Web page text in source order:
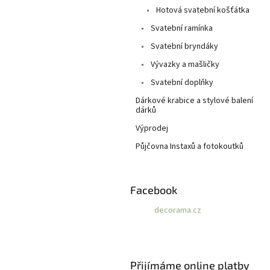
Hotová svatební košťátka
Svatební ramínka
Svatební bryndáky
Vývazky a mašličky
Svatební doplňky
Dárkové krabice a stylové balení
dárků
Výprodej
Půjčovna Instaxů a fotokoutků
Facebook
decorama.cz
Přijímáme online platby